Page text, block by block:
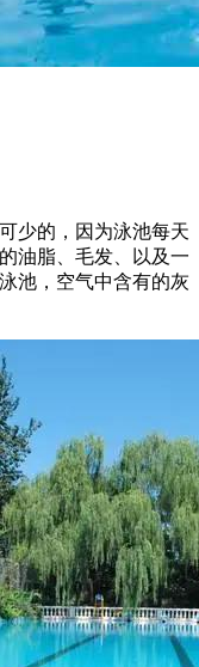
少的，因为泳池每天
油脂、毛发、以及一
池，空气中含有的灰